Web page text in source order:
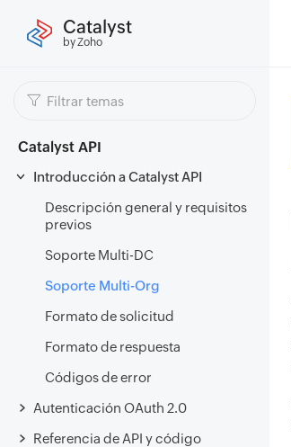
Catalyst
by Zoho
Catalyst API
Introducción a Catalyst API
Descripción general y requisitos
previos
Soporte Multi-DC
Soporte Multi-Org
Formato de solicitud
Formato de respuesta
Códigos de error
Autenticación OAuth 2.0
Referencia de API y código